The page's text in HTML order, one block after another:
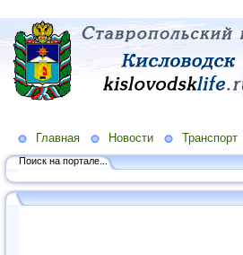
Главная Новости Транспорт
Поиск на портале...